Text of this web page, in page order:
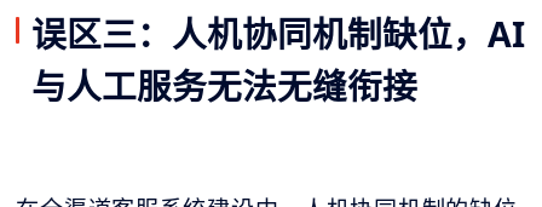
误区三：人机协同机制缺位，AI
与人工服务无法无缝衔接